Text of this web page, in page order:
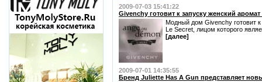
2009-07-03 15:41:22
Givenchy готовит к запуску женский
Модный дом Givenchy готовит
Le Secret, лицом которого
[далее]
2009-07-01 14:35:55
Бренд Juliette Has A Gun представляет